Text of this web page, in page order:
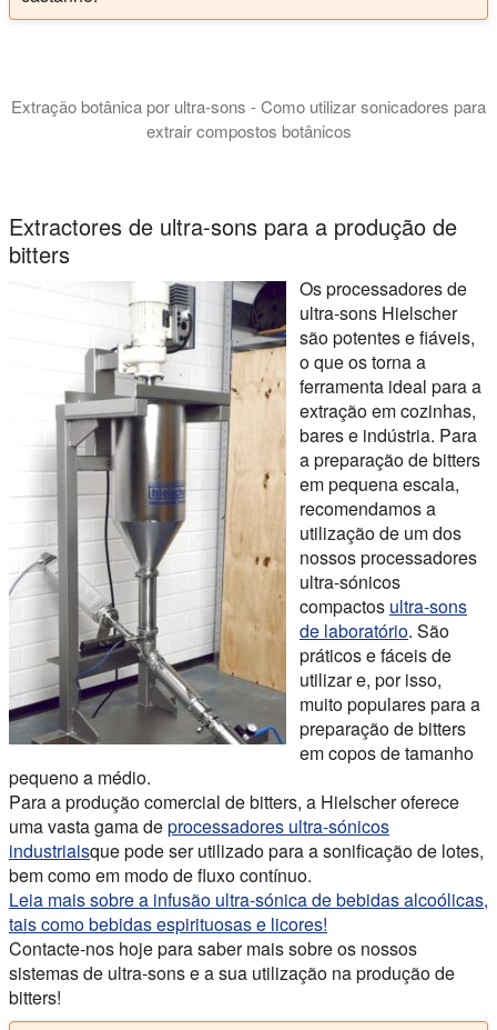
Extração botânica por ultra-sons - Como utilizar sonicadores para
extrair compostos botânicos
Extractores de ultra-sons para a produção de
bitters
Os processadores de
ultra-sons Hielscher
são potentes e fiáveis,
o que os torna a
ferramenta ideal para a
extração em cozinhas,
bares e indústria. Para
a preparação de bitters
em pequena escala,
recomendamos a
utilização de um dos
nossos processadores
ultra-sónicos
compactos ultra-sons
de laboratório. São
práticos e fáceis de
utilizar e, por isso,
muito populares para a
preparação de bitters
em copos de tamanho
pequeno a médio.
Para a produção comercial de bitters, a Hielscher oferece
uma vasta gama deprocessadores ultra-sónicos
industriaisque pode ser utilizado para a sonificação de lotes,
bem como em modo de fluxo contínuo.
Leia mais sobre a infusão ultra-sónica de bebidas alcoólicas,
tais como bebidas espirituosas e licores!
Contacte-nos hoje para saber mais sobre os nossos
sistemas de ultra-sons e a sua utilização na produção de
bitters!